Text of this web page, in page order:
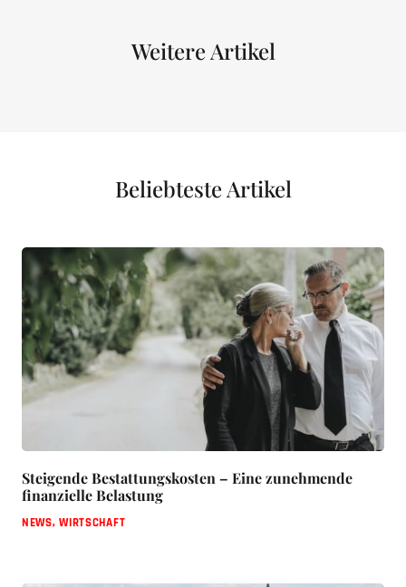
Weitere Artikel
Beliebteste Artikel
Steigende Bestattungskosten – Eine zunehmende
finanzielle Belastung
NEWS,WIRTSCHAFT